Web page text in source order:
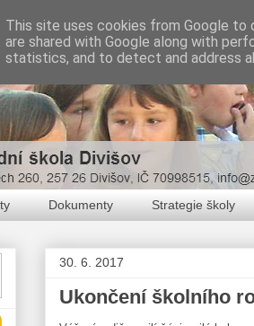
Dokumenty Strategie školy
30. 6. 2017
Ukončení školního
This site uses cookies from Google to
are shared with Google along with
statistics, and to detect and address